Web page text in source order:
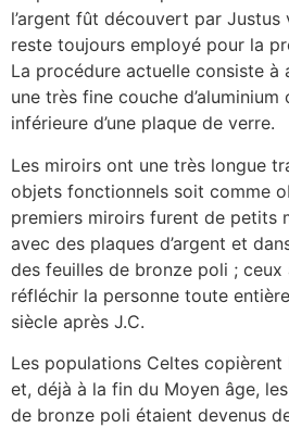
l’argent fût découvert par Justus
reste toujours employé pour la
La procédure actuelle consiste à
une très fine couche d’aluminium
inférieure d’une plaque de verre.
Les miroirs ont une très longue
objets fonctionnels soit comme
premiers miroirs furent de petits
avec des plaques d’argent et
des feuilles de bronze poli ; ceux
réfléchir la personne toute entière
siècle après J.C.
Les populations Celtes copièrent
et, déjà à la fin du Moyen âge,
de bronze poli étaient devenus